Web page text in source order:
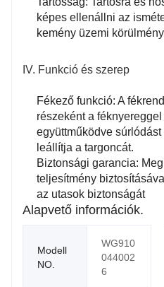
képes ellenállni az
kemény üzemi
IV. Funkció és szerep
Fékező funkció: A
részeként a
együttműködve
leállítja a targoncát.
Biztonsági garancia:
teljesítmény
az utasok biztonságát
Alapvető információk.
Modell
NO.
WG910
044002
6